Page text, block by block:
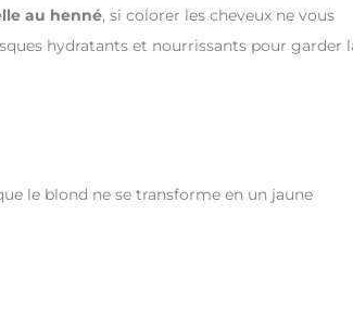
au henné, si colorer les cheveux ne vous
hydratants et nourrissants pour garder
le blond ne se transforme en un jaune